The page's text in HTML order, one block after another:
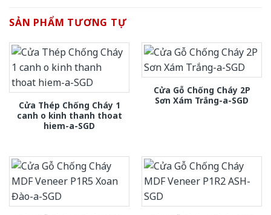
SẢN PHẨM TƯƠNG TỰ
Cửa Thép Chống Cháy 1
canh o kinh thanh thoat
hiem-a-SGD
Cửa Gỗ Chống Cháy 2P
Sơn Xám Trắng-a-SGD